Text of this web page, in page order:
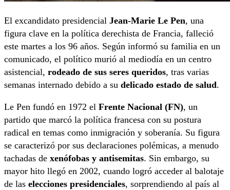
El excandidato presidencial Jean-Marie Le Pen, una
figura clave en la política derechista de Francia, falleció
este martes a los 96 años. Según informó su familia en un
comunicado, el político murió al mediodía en un centro
asistencial, rodeado de sus seres queridos, tras varias
semanas internado debido a su delicado estado de salud.
Le Pen fundó en 1972 el Frente Nacional (FN), un
partido que marcó la política francesa con su postura
radical en temas como inmigración y soberanía. Su figura
se caracterizó por sus declaraciones polémicas, a menudo
tachadas de xenófobas y antisemitas. Sin embargo, su
mayor hito llegó en 2002, cuando logró acceder al balotaje
de las elecciones presidenciales, sorprendiendo al país al